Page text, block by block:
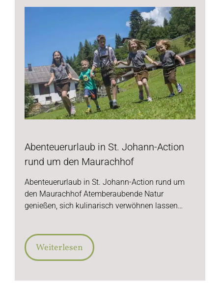
Abenteuerurlaub in St. Johann-Action
rund um den Maurachhof
Abenteuerurlaub in St. Johann-Action rund um
den Maurachhof Atemberaubende Natur
genießen, sich kulinarisch verwöhnen lassen…
Weiterlesen